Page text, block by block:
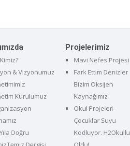
& Vizyonumuz
Kurulumuz
Doğru
Projelerimiz
Mavi Nefes Projesi
Fark Ettim Denizler
Bizim Oksijen
Kaynağımız
Okul Projeleri -
Çocuklar Suyu
Kodluyor. H2Okullu